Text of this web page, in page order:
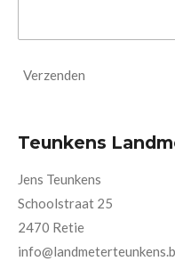
Verzenden
Teunkens
Jens Teunkens
Schoolstraat 25
2470 Retie